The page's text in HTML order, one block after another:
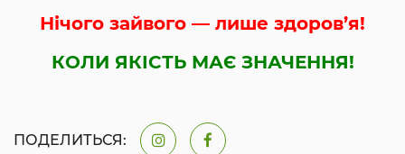
Нічого зайвого — лише здоров’я!
КОЛИ ЯКІСТЬ МАЄ ЗНАЧЕННЯ!
ПОДЕЛИТЬСЯ: